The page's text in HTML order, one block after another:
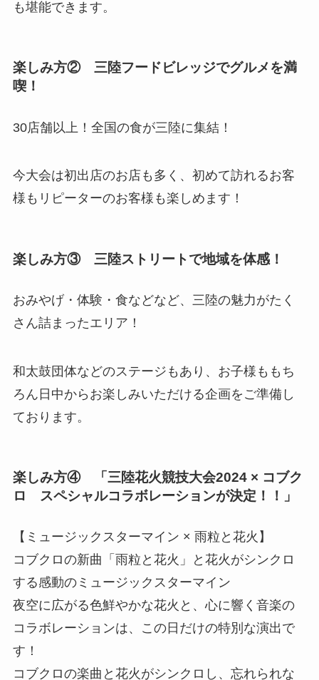
も堪能できます。
楽しみ方② 三陸フードビレッジでグルメを満
喫！
30店舗以上！全国の食が三陸に集結！
今大会は初出店のお店も多く、初めて訪れるお客
様もリピーターのお客様も楽しめます！
楽しみ方③ 三陸ストリートで地域を体感！
おみやげ・体験・食などなど、三陸の魅力がたく
さん詰まったエリア！
和太鼓団体などのステージもあり、お子様ももち
ろん日中からお楽しみいただける企画をご準備し
ております。
楽しみ方④ 「三陸花⽕競技⼤会2024 × コブク
ロ スペシャルコラボレーションが決定！！」
【ミュージックスターマイン × ⾬粒と花⽕】
コブクロの新曲「⾬粒と花⽕」と花⽕がシンクロ
する感動のミュージックスターマイン
夜空に広がる⾊鮮やかな花⽕と、⼼に響く⾳楽の
コラボレーションは、この⽇だけの特別な演出で
す！
コブクロの楽曲と花⽕がシンクロし、忘れられな